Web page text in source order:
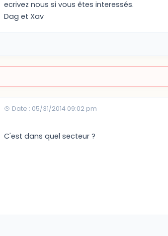
ecrivez nous si vous êtes interessés.
Dag et Xav
Date : 05/31/2014 09:02 pm
C'est dans quel secteur ?